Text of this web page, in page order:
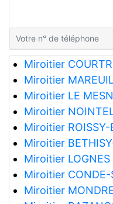
Miroitier
Miroitier
Miroitier LE
Miroitier
Miroitier ROISSY-
Miroitier
Miroitier LOGNES
Miroitier CONDE-
Miroitier